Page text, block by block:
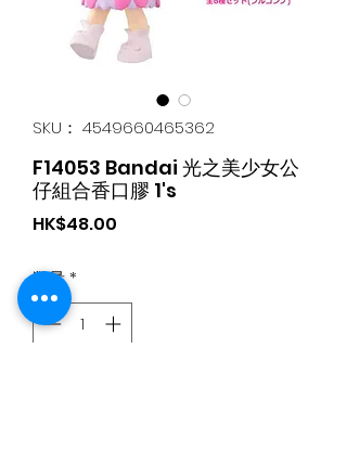
SKU： 4549660465362
F14053 Bandai 光之美少女公
仔組合香口膠 1's
HK$48.00
数量*